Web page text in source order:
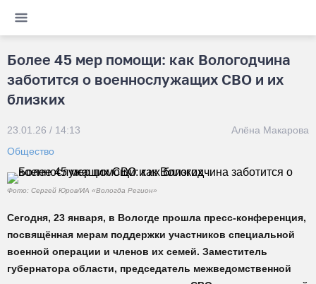
Более 45 мер помощи: как Вологодчина
заботится о военнослужащих СВО и их
близких
23.01.26 / 14:13
Алёна Макарова
Общество
Фото: Сергей Юров/ИА «Вологда Регион»
Сегодня, 23 января, в Вологде прошла пресс-конференция,
посвящённая мерам поддержки участников специальной
военной операции и членов их семей. Заместитель
губернатора области, председатель межведомственной